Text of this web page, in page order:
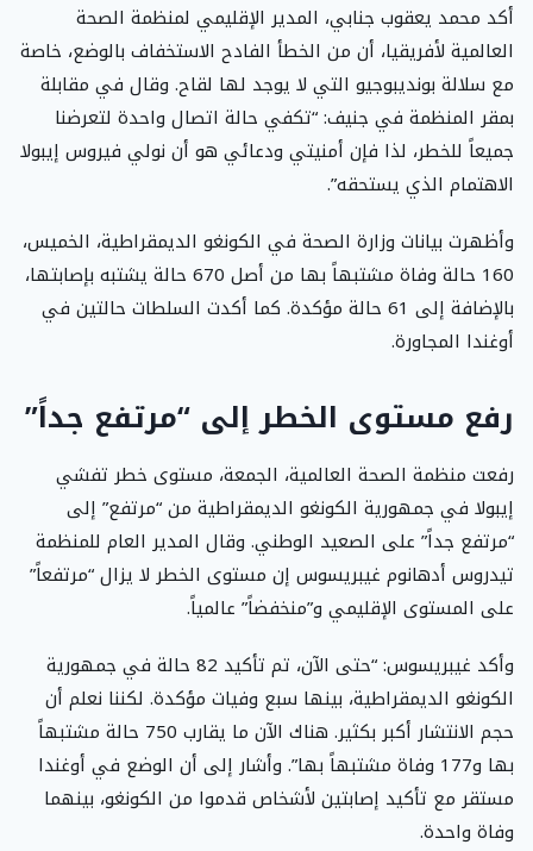
أكد محمد يعقوب جنابي، المدير الإقليمي لمنظمة الصحة
العالمية لأفريقيا، أن من الخطأ الفادح الاستخفاف بالوضع، خاصة
مع سلالة بونديبوجيو التي لا يوجد لها لقاح. وقال في مقابلة
بمقر المنظمة في جنيف: “تكفي حالة اتصال واحدة لتعرضنا
جميعاً للخطر، لذا فإن أمنيتي ودعائي هو أن نولي فيروس إيبولا
الاهتمام الذي يستحقه”.
وأظهرت بيانات وزارة الصحة في الكونغو الديمقراطية، الخميس،
160 حالة وفاة مشتبهاً بها من أصل 670 حالة يشتبه بإصابتها،
بالإضافة إلى 61 حالة مؤكدة. كما أكدت السلطات حالتين في
أوغندا المجاورة.
رفع مستوى الخطر إلى “مرتفع جداً”
رفعت منظمة الصحة العالمية، الجمعة، مستوى خطر تفشي
إيبولا في جمهورية الكونغو الديمقراطية من “مرتفع” إلى
“مرتفع جداً” على الصعيد الوطني. وقال المدير العام للمنظمة
تيدروس أدهانوم غيبريسوس إن مستوى الخطر لا يزال “مرتفعاً”
على المستوى الإقليمي و”منخفضاً” عالمياً.
وأكد غيبريسوس: “حتى الآن، تم تأكيد 82 حالة في جمهورية
الكونغو الديمقراطية، بينها سبع وفيات مؤكدة. لكننا نعلم أن
حجم الانتشار أكبر بكثير. هناك الآن ما يقارب 750 حالة مشتبهاً
بها و177 وفاة مشتبهاً بها”. وأشار إلى أن الوضع في أوغندا
مستقر مع تأكيد إصابتين لأشخاص قدموا من الكونغو، بينهما
وفاة واحدة.